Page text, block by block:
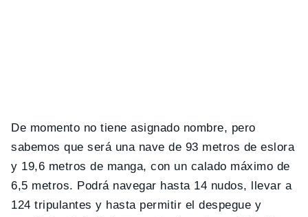
De momento no tiene asignado nombre, pero
sabemos que será una nave de 93 metros de eslora
y 19,6 metros de manga, con un calado máximo de
6,5 metros. Podrá navegar hasta 14 nudos, llevar a
124 tripulantes y hasta permitir el despegue y